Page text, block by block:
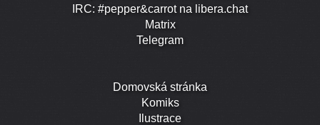
IRC: #pepper&carrot na libera.chat
Matrix
Telegram
Domovská stránka
Komiks
Ilustrace